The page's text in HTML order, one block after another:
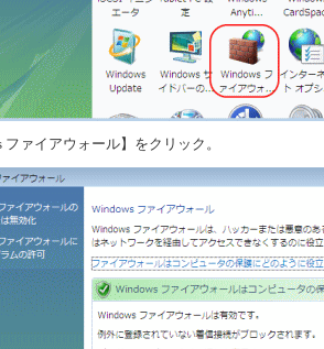
ファイアウォール】をクリック。